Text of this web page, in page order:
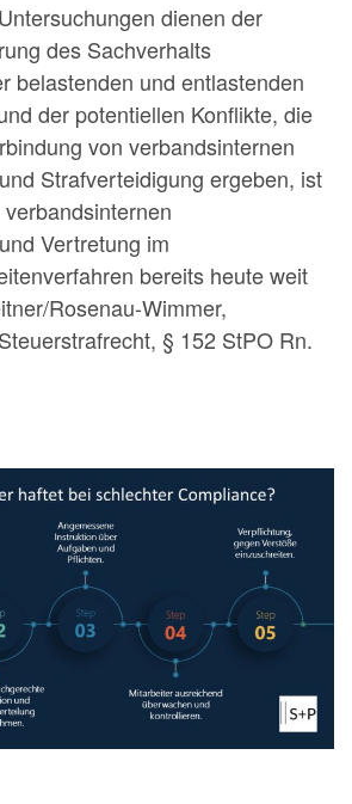
dienen der
des Sachverhalts
belastenden und entlastenden
der potentiellen Konflikte, die
von verbandsinternen
Strafverteidigung ergeben, ist
Vertretung im
bereits heute weit
Rosenau-Wimmer,
§ 152 StPO Rn.